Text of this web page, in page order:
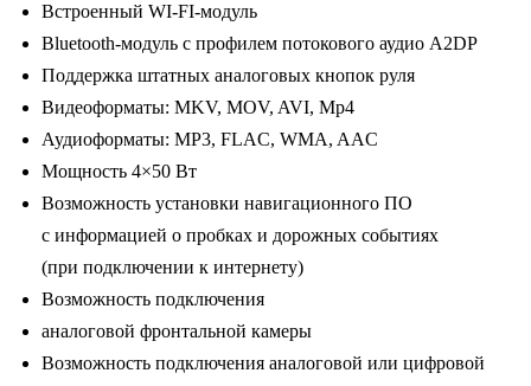
Wi-
Fi
9
дюймов
Встроенный WI-FI-модуль
Bluetooth-модуль с профилем потокового аудио A2DP
Поддержка штатных аналоговых кнопок руля
Видеоформаты: MKV, MOV, AVI, Mp4
Аудиоформаты: MP3, FLAC, WMA, AAC
Мощность 4×50 Вт
Возможность установки навигационного ПО
с информацией о пробках и дорожных событиях
(при подключении к интернету)
Возможность подключения
аналоговой фронтальной камеры
Возможность подключения аналоговой или цифровой